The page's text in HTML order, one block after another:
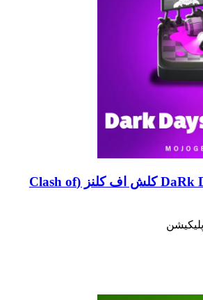
آفر DaRk DaYs SceNeRY کلش اف کلنز (Clash of